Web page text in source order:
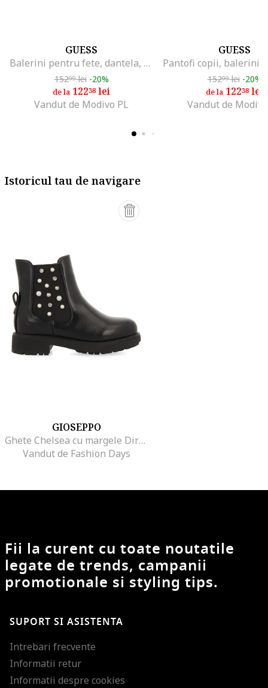
GUESS
Balerini pentru fete, dantela, alb, textil, inchidere cu scai
15299lei -20%
de la 12238 lei
Vandut de Modivo PL
GUESS
15299lei -20%
de la 12238 lei
Vandut de
Istoricul tau de navigare
GIOSEPPO
Ghete Chelsea cu margele Direlton, Negru
Vandut de Fashion Days
Fii la curent cu toate noutatile
legate de trends, campanii
promotionale si styling tips.
SUPORT SI ASISTENTA
Intrebari frecvente
Informatii retur
Informatii despre cookies